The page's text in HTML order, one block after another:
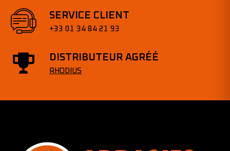
SERVICE CLIENT
+33 01 34 84 21 93
DISTRIBUTEUR AGRÉÉ
RHODIUS